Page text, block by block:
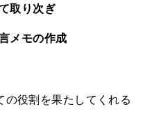
取り次ぎ
メモの作成
の役割を果たしてくれる